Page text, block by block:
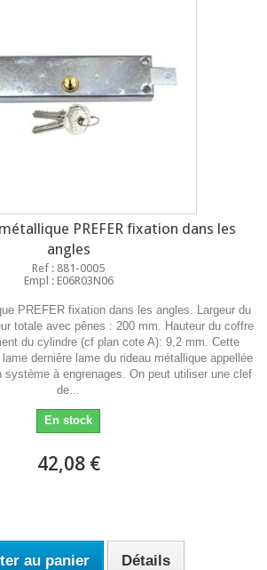
PREFER fixation dans les
angles
Ref : 881-0005
Empl : E06R03N06
PREFER fixation dans les angles. Largeur du
totale avec pênes : 200 mm. Hauteur du coffre
du cylindre (cf plan cote A): 9,2 mm. Cette
dernière lame du rideau métallique appellée
système à engrenages. On peut utiliser une clef
de...
En stock
42,08 €
au panier Détails